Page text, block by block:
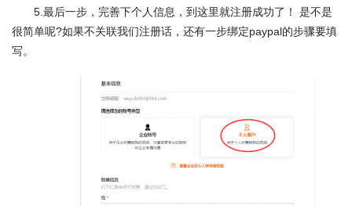
5.最后一步，完善下个人信息，到这里就注册成功了！ 是不是
很简单呢?如果不关联我们注册话，还有一步绑定paypal的步骤要填
写。